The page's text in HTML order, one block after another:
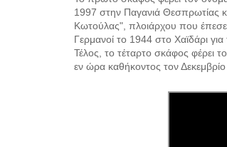
1997 στην Παγανιά Θεσπρωτίας
Κωτούλας", πλοιάρχου που έπεσε
Γερμανοί το 1944 στο Χαϊδάρι
Τέλος, το τέταρτο σκάφος φέρει
εν ώρα καθήκοντος τον